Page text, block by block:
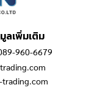
เพิ่มเติม
960-6679
trading.com